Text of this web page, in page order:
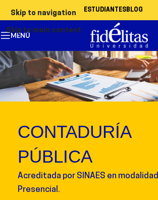
Skip to navigation
Skip to main content
ESTUDIANTESBLOG
MENÚ
CONTADURÍA
PÚBLICA
Acreditada por SINAES en modalidad
Presencial.